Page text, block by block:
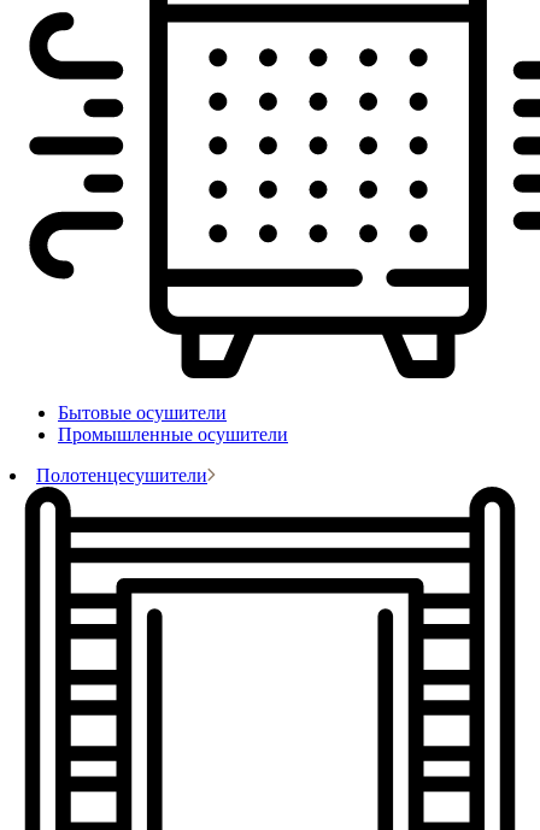
Бытовые осушители
Промышленные осушители
Полотенцесушители